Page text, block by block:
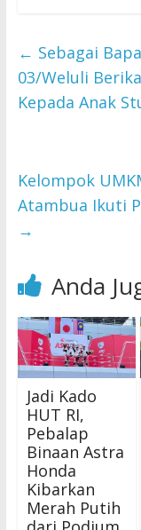
← Sebagai
03/Weluli
Kepada Anak
Kelompok
Atambua Ikuti
→
Anda
Jadi Kado
HUT RI,
Pebalap
Binaan Astra
Honda
Kibarkan
Merah Putih